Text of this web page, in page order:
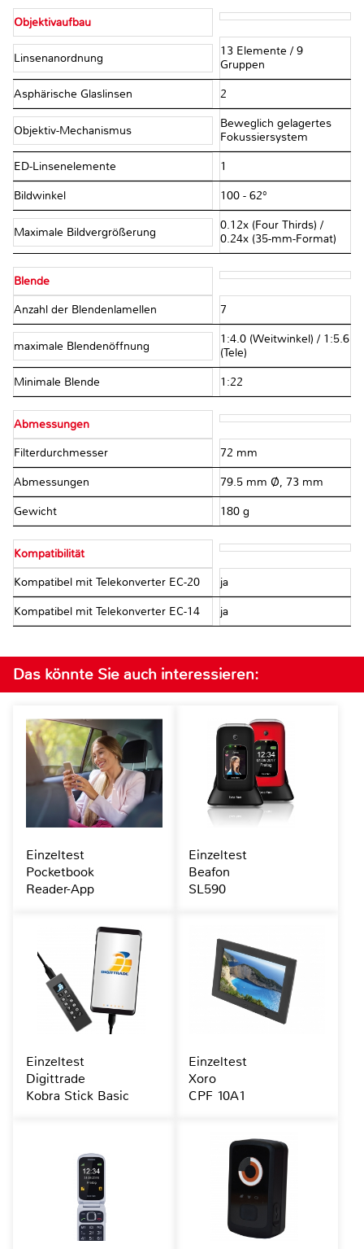
Objektivaufbau
Linsenanordnung
13 Elemente / 9
Gruppen
Asphärische Glaslinsen 2
Objektiv-Mechanismus
Beweglich gelagertes
Fokussiersystem
ED-Linsenelemente 1
Bildwinkel 100 - 62°
Maximale Bildvergrößerung
0.12x (Four Thirds) /
0.24x (35-mm-Format)
Blende
Anzahl der Blendenlamellen 7
maximale Blendenöffnung
1:4.0 (Weitwinkel) / 1:5.6
(Tele)
Minimale Blende 1:22
Abmessungen
Filterdurchmesser 72 mm
Abmessungen 79.5 mm Ø, 73 mm
Gewicht 180 g
Kompatibilität
Kompatibel mit Telekonverter EC-20 ja
Kompatibel mit Telekonverter EC-14 ja
Das könnte Sie auch interessieren:
Einzeltest
Pocketbook
Reader-App
Einzeltest
Beafon
SL590
Einzeltest
Digittrade
Kobra Stick Basic
Einzeltest
Xoro
CPF 10A1